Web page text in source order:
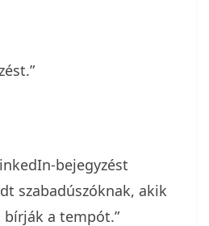
bejegyzést
szabadúszóknak, akik
bírják a tempót.”